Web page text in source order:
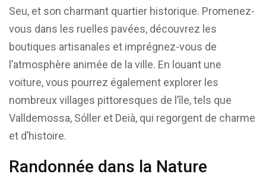
Seu, et son charmant quartier historique. Promenez-
vous dans les ruelles pavées, découvrez les
boutiques artisanales et imprégnez-vous de
l’atmosphère animée de la ville. En louant une
voiture, vous pourrez également explorer les
nombreux villages pittoresques de l’île, tels que
Valldemossa, Sóller et Deià, qui regorgent de charme
et d’histoire.
Randonnée dans la Nature